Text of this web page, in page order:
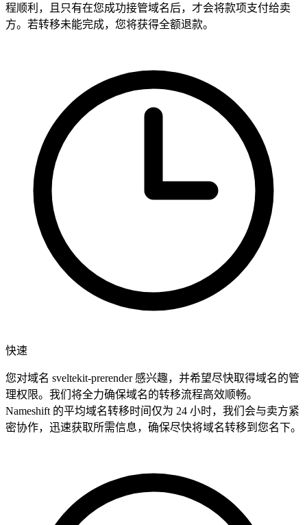
程顺利，且只有在您成功接管域名后，才会将款项支付给卖
方。若转移未能完成，您将获得全额退款。
快速
您对域名 sveltekit-prerender 感兴趣，并希望尽快取得域名的管
理权限。我们将全力确保域名的转移流程高效顺畅。
Nameshift 的平均域名转移时间仅为 24 小时，我们会与卖方紧
密协作，迅速获取所需信息，确保尽快将域名转移到您名下。